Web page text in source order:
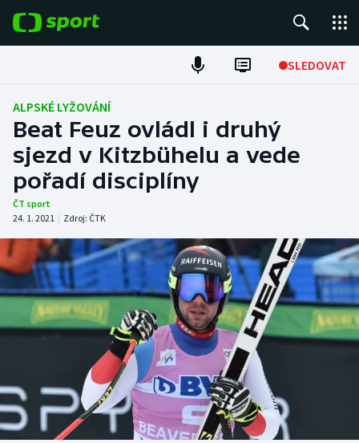
SLEDOVAT
Fotbal
Hokej
Tenis
Atletika
Cyklistika
DALŠÍ SPORTY
Americký fotbal
Baseball a softbal
Basketbal
NEPŘEHLÉDNĚTE
Historické návraty
ALPSKÉ LYŽOVÁNÍ
Beat Feuz ovládl i druhý
sjezd v Kitzbühelu a vede
pořadí disciplíny
ČT sport
24. 1. 2021 | Zdroj: ČTK